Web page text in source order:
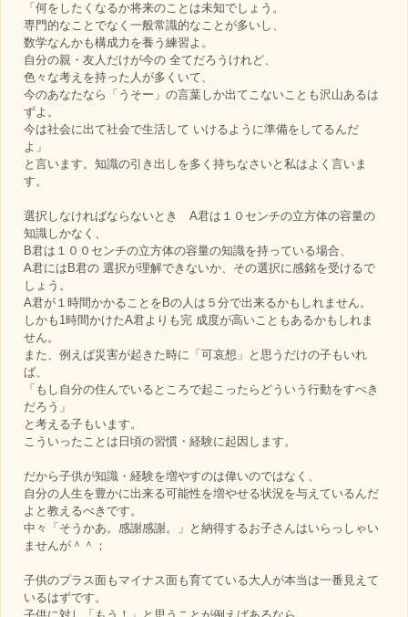
「何をしたくなるか将来のことは未知でしょう。
専門的なことでなく一般常識的なことが多いし、
数学なんかも構成力を養う練習よ。
自分の親・友人だけが今の 全てだろうけれど、
色々な考えを持った人が多くいて、
今のあなたなら「うそー」の言葉しか出てこないことも沢山あるは
ずよ。
今は社会に出て社会で生活して いけるように準備をしてるんだ
よ」
と言います。知識の引き出しを多く持ちなさいと私はよく言いま
す。
選択しなければならないとき A君は１０センチの立方体の容量の
知識しかなく、
B君は１００センチの立方体の容量の知識を持っている場合、
A君にはB君の 選択が理解できないか、その選択に感銘を受けるで
しょう。
A君が１時間かかることをBの人は５分で出来るかもしれません。
しかも1時間かけたA君よりも完 成度が高いこともあるかもしれま
せん。
また、例えば災害が起きた時に「可哀想」と思うだけの子もいれ
ば、
「もし自分の住んでいるところで起こったらどういう行動をすべき
だろう」
と考える子もいます。
こういったことは日頃の習慣・経験に起因します。
だから子供が知識・経験を増やすのは偉いのではなく、
自分の人生を豊かに出来る可能性を増やせる状況を与えているんだ
よと教えるべきです。
中々「そうかあ。感謝感謝。」と納得するお子さんはいらっしゃい
ませんが＾＾；
子供のプラス面もマイナス面も育てている大人が本当は一番見えて
いるはずです。